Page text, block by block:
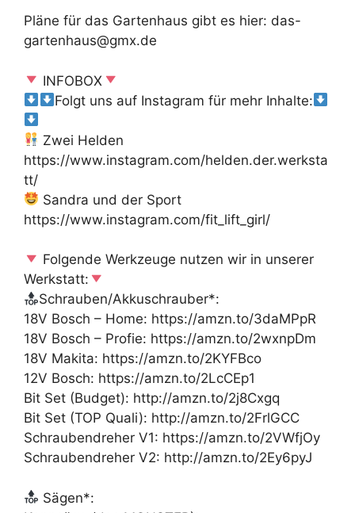
Pläne für das Gartenhaus gibt es hier: das-
gartenhaus@gmx.de
INFOBOX
Folgt uns auf Instagram für mehr Inhalte:
Zwei Helden
https://www.instagram.com/helden.der.werksta
tt/
Sandra und der Sport
https://www.instagram.com/fit_lift_girl/
Folgende Werkzeuge nutzen wir in unserer
Werkstatt:
Schrauben/Akkuschrauber*:
18V Bosch – Home: https://amzn.to/3daMPpR
18V Bosch – Profie: https://amzn.to/2wxnpDm
18V Makita: https://amzn.to/2KYFBco
12V Bosch: https://amzn.to/2LcCEp1
Bit Set (Budget): http://amzn.to/2j8Cxgq
Bit Set (TOP Quali): http://amzn.to/2FrlGCC
Schraubendreher V1: https://amzn.to/2VWfjOy
Schraubendreher V2: http://amzn.to/2Ey6pyJ
Sägen*: